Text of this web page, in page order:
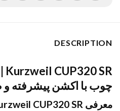
DESCRIPTION
چوب با اکشن پیشرفته و
معرفی Kurzweil CUP320 SR